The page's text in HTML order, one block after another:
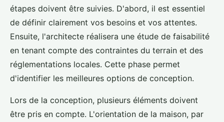
étapes doivent être suivies. D'abord, il est essentiel
de définir clairement vos besoins et vos attentes.
Ensuite, l'architecte réalisera une étude de faisabilité
en tenant compte des contraintes du terrain et des
réglementations locales. Cette phase permet
d'identifier les meilleures options de conception.
Lors de la conception, plusieurs éléments doivent
être pris en compte. L'orientation de la maison, par